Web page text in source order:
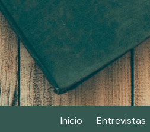
Skip
to
content
El periódico digital
Inicio Entrevistas